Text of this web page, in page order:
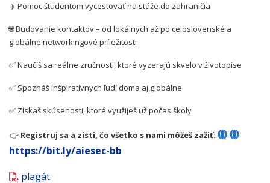
✈️ Pomoc študentom vycestovať na stáže do zahraničia
🌐 Budovanie kontaktov – od lokálnych až po celoslovenské a
globálne networkingové príležitosti
✅ Naučíš sa reálne zručnosti, ktoré vyzerajú skvelo v životopise
✅ Spoznáš inšpiratívnych ľudí doma aj globálne
✅ Získaš skúsenosti, ktoré využiješ už počas školy
👉 Registruj sa a zisti, čo všetko s nami môžeš zažiť:
https://bit.ly/aiesec-bb
plagát